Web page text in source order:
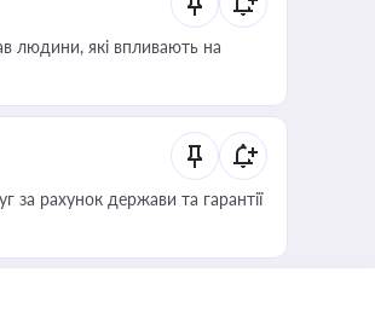
людини, які впливають на
рахунок держави та гарантії